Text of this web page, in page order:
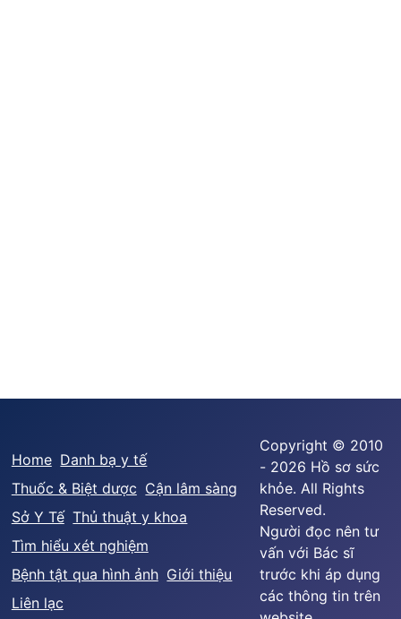
Home Danh bạ y tế
Thuốc & Biệt dược Cận lâm sàng
Sở Y Tế Thủ thuật y khoa
Tìm hiểu xét nghiệm
Bệnh tật qua hình ảnh Giới thiệu
Liên lạc
Copyright © 2010
- 2026 Hồ sơ sức
khỏe. All Rights
Reserved.
Người đọc nên tư
vấn với Bác sĩ
trước khi áp dụng
các thông tin trên